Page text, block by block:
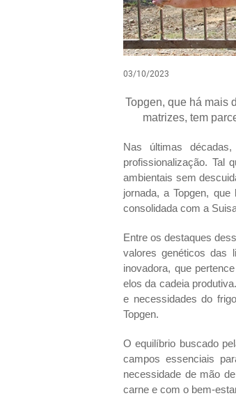
03/10/2023
Topgen, que há mais
matrizes, tem
Nas últimas
profissionalização. Tal
ambientais sem
jornada, a Topgen,
consolidada com a
Entre os destaques
valores genéticos das
inovadora, que
elos da cadeia
e necessidades do
Topgen.
O equilíbrio buscado
campos essenciais
necessidade de mão
carne e com o bem-